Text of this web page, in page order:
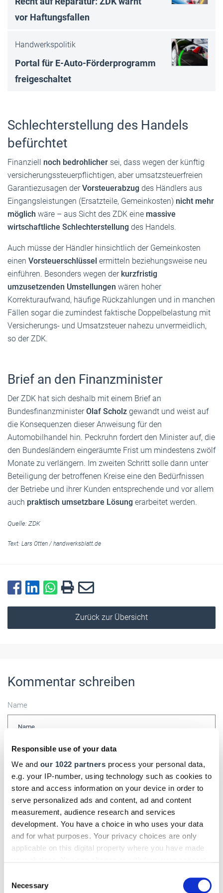
Responsible use of your data
We and our 1022 partners process your personal data,
e.g. your IP-number, using technology such as cookies to
store and access information on your device in order to
serve personalized ads and content, ad and content
measurement, audience research and services
development. You have a choice in who uses your data
and for what purposes. Your privacy choices are only
applicable on this digital property where you have made
the Privacy trigger icon.
Selection
Necessary
vor Haftungsfallen
Handwerkspolitik
Portal für E-Auto-Förderprogramm
freigeschaltet
Schlechterstellung des Handels
befürchtet
Finanziell noch bedrohlicher sei, dass wegen der künftig
versicherungssteuerpflichtigen, aber umsatzsteuerfreien
Garantiezusagen derVorsteuerabzug des Händlers aus
Eingangsleistungen (Ersatzteile, Gemeinkosten) nicht mehr
möglich wäre – aus Sicht des ZDK eine massive
wirtschaftliche Schlechterstellung des Handels.
Auch müsse der Händler hinsichtlich der Gemeinkosten
einen Vorsteuerschlüssel ermitteln beziehungsweise neu
einführen. Besonders wegen der kurzfristig
umzusetzenden Umstellungen wären hoher
Korrekturaufwand, häufige Rückzahlungen und in manchen
Fällen sogar die zumindest faktische Doppelbelastung mit
Versicherungs- und Umsatzsteuer nahezu unvermeidlich,
so der ZDK.
Brief an den Finanzminister
Der ZDK hat sich deshalb mit einem Brief an
BundesfinanzministerOlaf Scholz gewandt und weist auf
die Konsequenzen dieser Anweisung für den
Automobilhandel hin. Peckruhn fordert den Minister auf, die
den Bundesländern eingeräumte Frist um mindestens zwölf
Monate zu verlängern. Im zweiten Schritt solle dann unter
Beteiligung der betroffenen Kreise eine den Bedürfnissen
der Betriebe und ihrer Kunden entsprechende und vor allem
auch praktisch umsetzbare Lösung erarbeitet werden.
Quelle: ZDK
Text: Lars Otten / handwerksblatt.de
Zurück zur Übersicht
Kommentar schreiben
Name
E-Mail
Kommentar